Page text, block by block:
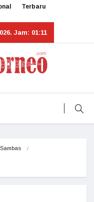
Terbaru
Jam: 01:11